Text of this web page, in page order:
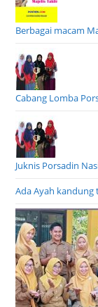
Berbagai macam
Cabang Lomba
Juknis Porsadin
Ada Ayah kandung